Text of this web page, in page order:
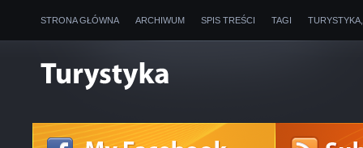
STRONA GŁÓWNA ARCHIWUM SPIS TREŚCI TAGI